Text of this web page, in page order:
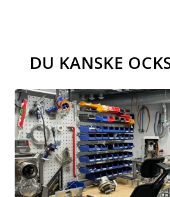
DU KANSKE